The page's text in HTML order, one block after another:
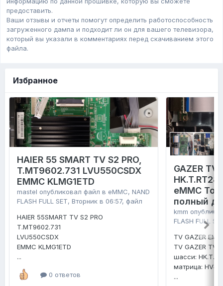
предоставить.
Ваши отзывы и отчеты помогут определить работоспособность
загруженного дампa и подходит ли он для вашего телевизора,
который вы указали в комментариях перед скачиванием этого
файла.
Избранное
HAIER 55 SMART TV S2 PRO,
T.MT9602.731 LVU550CSDX
EMMC KLMG1ETD
mastel опубликовал файл в eMMC, NAND
FLASH FULL SET, Вторник в 06:57, файл
HAIER 55SMART TV S2 PRO
T.MT9602.731
LVU550CSDX
EMMC KLMG1ETD
...
0 ответов
GAZER
eMMC
полный
kmm
FLASH FULL
TV GAZER
TV GAZER
шасси:
матрица:
...